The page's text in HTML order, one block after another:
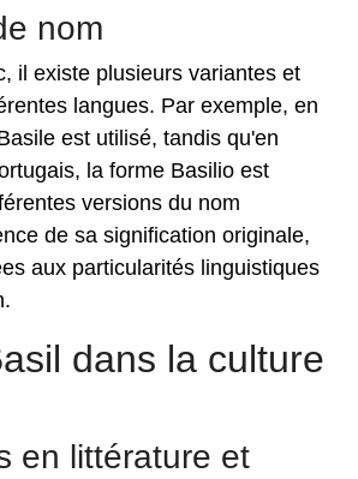
nom
il existe plusieurs variantes et
langues. Par exemple, en
est utilisé, tandis qu'en
la forme Basilio est
versions du nom
de sa signification originale,
aux particularités linguistiques
dans la culture
en littérature et